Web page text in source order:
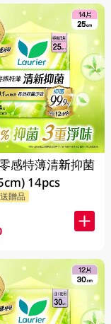
感特薄清新抑菌
14pcs
贈品